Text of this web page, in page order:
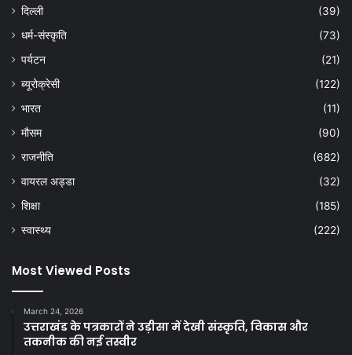
दिल्ली
(39)
धर्म-संस्कृति
(73)
पर्यटन
(21)
ब्यूरोक्रेसी
(122)
भारत
(11)
मौसम
(90)
राजनीति
(682)
वायरल अड्डा
(32)
शिक्षा
(185)
स्वास्थ्य
(222)
Most Viewed Posts
March 24, 2026
उत्तराखंड के पत्रकारों ने उड़ीसा में देखी संस्कृति, विकास और
तकनीक की नई तस्वीर